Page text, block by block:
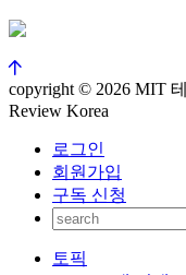
copyright © 2026 MIT
Review Korea
로그인
회원가입
구독 신청
토픽